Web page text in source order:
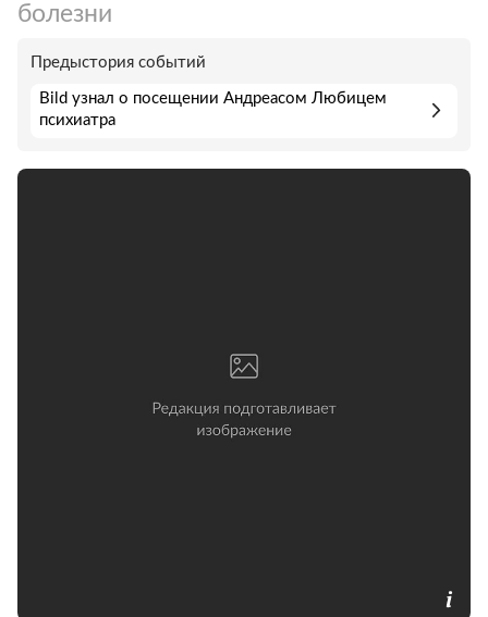
болезни
Предыстория событий
Bild узнал о посещении Андреасом Любицем
психиатра